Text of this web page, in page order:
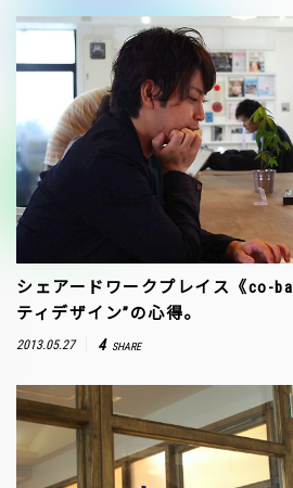
シェアードワークプレイス《co-
ティデザイン”の心得。
2013.05.27 4 SHARE